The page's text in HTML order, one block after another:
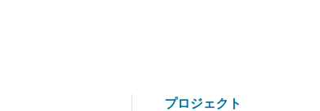
プロジェクト